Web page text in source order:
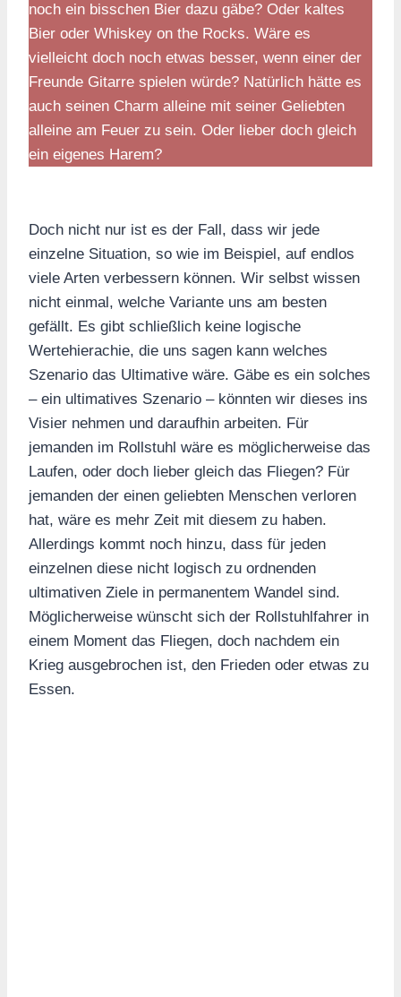
noch ein bisschen Bier dazu gäbe? Oder kaltes
Bier oder Whiskey on the Rocks. Wäre es
vielleicht doch noch etwas besser, wenn einer der
Freunde Gitarre spielen würde? Natürlich hätte es
auch seinen Charm alleine mit seiner Geliebten
alleine am Feuer zu sein. Oder lieber doch gleich
ein eigenes Harem?
Doch nicht nur ist es der Fall, dass wir jede
einzelne Situation, so wie im Beispiel, auf endlos
viele Arten verbessern können. Wir selbst wissen
nicht einmal, welche Variante uns am besten
gefällt. Es gibt schließlich keine logische
Wertehierachie, die uns sagen kann welches
Szenario das Ultimative wäre. Gäbe es ein solches
– ein ultimatives Szenario – könnten wir dieses ins
Visier nehmen und daraufhin arbeiten. Für
jemanden im Rollstuhl wäre es möglicherweise das
Laufen, oder doch lieber gleich das Fliegen? Für
jemanden der einen geliebten Menschen verloren
hat, wäre es mehr Zeit mit diesem zu haben.
Allerdings kommt noch hinzu, dass für jeden
einzelnen diese nicht logisch zu ordnenden
ultimativen Ziele in permanentem Wandel sind.
Möglicherweise wünscht sich der Rollstuhlfahrer in
einem Moment das Fliegen, doch nachdem ein
Krieg ausgebrochen ist, den Frieden oder etwas zu
Essen.